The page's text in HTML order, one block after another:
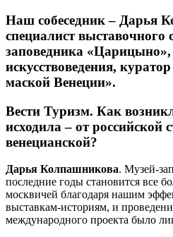
Наш собеседник – Дарья
специалист выставочного
заповедника «Царицыно»,
искусствоведения,
маской Венеции».
Вести Туризм. Как
исходила – от российской
венецианской?
Дарья Колпашникова. Музей-
последние годы становится все
москвичей благодаря нашим
выставкам-историям, и
международного проекта было